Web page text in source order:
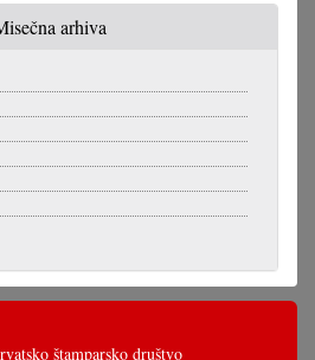
arhiva
štamparsko društvo